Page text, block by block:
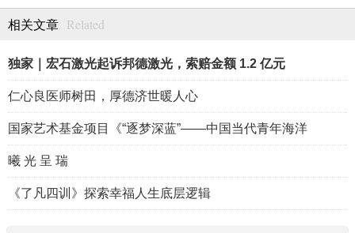
相关文章 Related
独家｜宏石激光起诉邦德激光，索赔金额 1.2 亿元
仁心良医师树田，厚德济世暖人心
国家艺术基金项目《“逐梦深蓝”——中国当代青年海洋
曦 光 呈 瑞
《了凡四训》探索幸福人生底层逻辑